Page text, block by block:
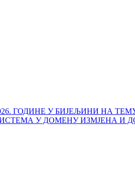
ГОДИНЕ У БИЈЕЉИНИ НА
У ДОМЕНУ ИЗМЈЕНА